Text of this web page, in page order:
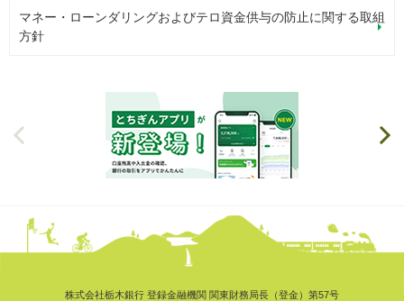
マネー・ローンダリングおよびテロ資金供与の防止に関する取組
方針
株式会社栃木銀行 登録金融機関 関東財務局長（登金）第57号